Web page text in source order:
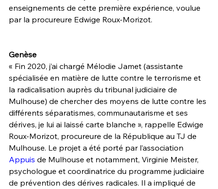
enseignements de cette première expérience, voulue
par la procureure Edwige Roux-Morizot.
Genèse
« Fin 2020, j’ai chargé Mélodie Jamet (assistante
spécialisée en matière de lutte contre le terrorisme et
la radicalisation auprès du tribunal judiciaire de
Mulhouse) de chercher des moyens de lutte contre les
différents séparatismes, communautarisme et ses
dérives, je lui ai laissé carte blanche », rappelle Edwige
Roux-Morizot, procureure de la République au TJ de
Mulhouse. Le projet a été porté par l’association
Appuis de Mulhouse et notamment, Virginie Meister,
psychologue et coordinatrice du programme judiciaire
de prévention des dérives radicales. Il a impliqué de